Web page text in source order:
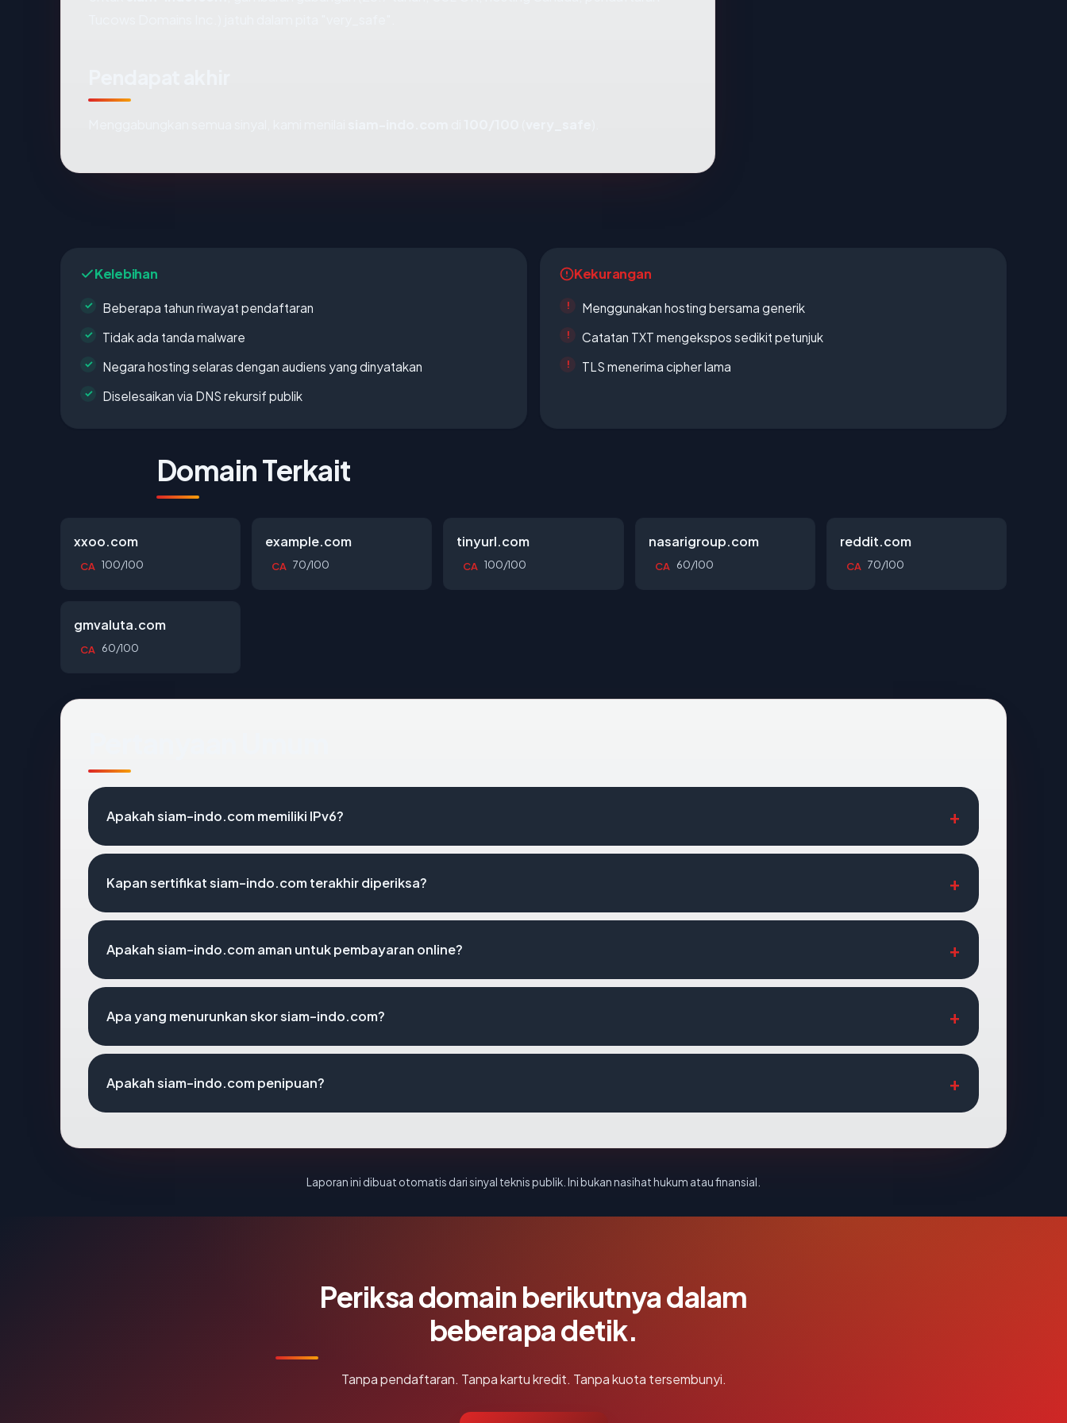
Kelebihan
Beberapa tahun riwayat pendaftaran
Tidak ada tanda malware
Negara hosting selaras dengan audiens yang dinyatakan
Diselesaikan via DNS rekursif publik
Kekurangan
Menggunakan hosting bersama generik
Catatan TXT mengekspos sedikit petunjuk
TLS menerima cipher lama
Domain Terkait
xxoo.com
CA 100/100
example.com
CA 70/100
tinyurl.com
CA 100/100
nasarigroup.com
CA 60/100
reddit.com
CA 70/100
gmvaluta.com
CA 60/100
Apakah siam-indo.com memiliki IPv6?
Kapan sertifikat siam-indo.com terakhir diperiksa?
Apakah siam-indo.com aman untuk pembayaran online?
Apa yang menurunkan skor siam-indo.com?
Apakah siam-indo.com penipuan?
Laporan ini dibuat otomatis dari sinyal teknis publik. Ini bukan nasihat hukum atau finansial.
Periksa domain berikutnya dalam
beberapa detik.
Tanpa pendaftaran. Tanpa kartu kredit. Tanpa kuota tersembunyi.